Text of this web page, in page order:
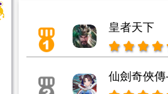
皇者天下
仙劍奇俠傳